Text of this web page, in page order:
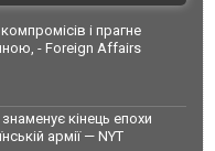
і прагне
- Foreign Affairs
кінець епохи
армії — NYT